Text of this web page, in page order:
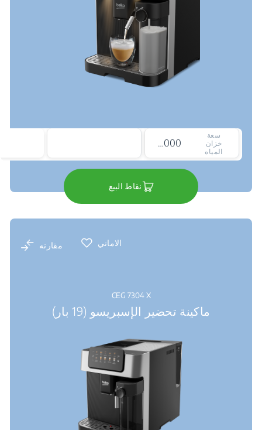
سعة
خزان
المياه
2000 ملي لتر
نقاط البيع
الاماني مقارنه
CEG 7304 X
ماكينة تحضير الإسبريسو (19 بار)